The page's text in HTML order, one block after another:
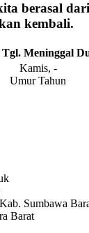
berasal
kembali.
Tgl. Meninggal
Kamis, -
Umur Tahun
Sumbawa
Barat